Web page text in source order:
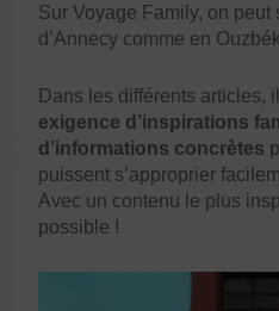
Sur Voyage Family, on
d’Annecy comme en
Dans les différents articles,
exigence d’inspirations
d’informations concrètes
puissent s’approprier
Avec un contenu le plus
possible !